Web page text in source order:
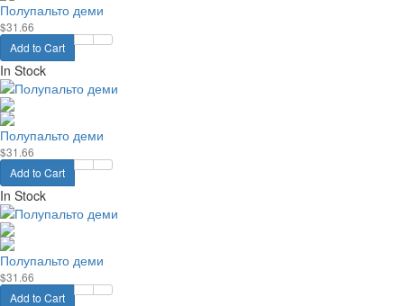
Полупальто деми
$31.66
Add to Cart
In Stock
Полупальто деми
$31.66
Add to Cart
In Stock
Полупальто деми
$31.66
Add to Cart